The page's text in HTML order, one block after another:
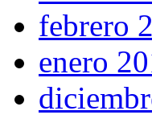
febrero
enero